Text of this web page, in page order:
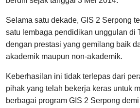
Selama satu dekade, GIS 2 Serpong
satu lembaga pendidikan unggulan di
dengan prestasi yang gemilang baik
akademik maupun non-akademik.
Keberhasilan ini tidak terlepas dari
pihak yang telah bekerja keras untuk
berbagai program GIS 2 Serpong